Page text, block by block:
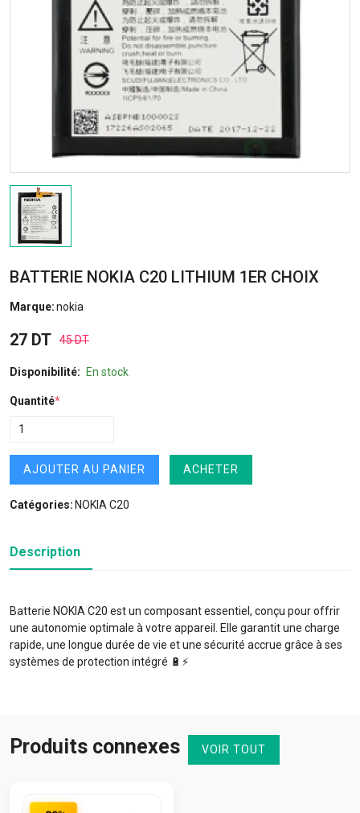
BATTERIE NOKIA C20 LITHIUM 1ER CHOIX
Marque:nokia
27 DT 45 DT
Disponibilité: En stock
Quantité*
AJOUTER AU PANIER ACHETER
Catégories: NOKIA C20
Description
Batterie NOKIA C20 est un composant essentiel, conçu pour offrir
une autonomie optimale à votre appareil. Elle garantit une charge
rapide, une longue durée de vie et une sécurité accrue grâce à ses
systèmes de protection intégré 🔋⚡️
Produits connexes VOIR TOUT